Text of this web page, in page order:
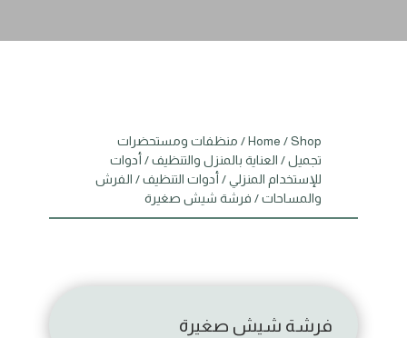
Home /Shop
/ منظفات ومستحضرات
تجميل/ العناية بالمنزل والتنظيف/ أدوات
للإستخدام المنزلي/ أدوات التنظيف/ الفرش
والمساحات/ فرشة شيش صغيرة
فرشة شيش صغيرة